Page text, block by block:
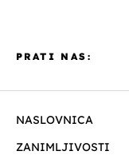
NASLOVNICA
ZANIMLJIVOSTI
PRATI NAS: